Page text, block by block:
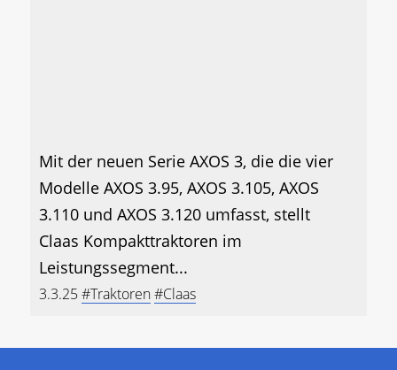
Mit der neuen Serie AXOS 3, die die vier
Modelle AXOS 3.95, AXOS 3.105, AXOS
3.110 und AXOS 3.120 umfasst, stellt
Claas Kompakttraktoren im
Leistungssegment...
3.3.25#Traktoren#Claas